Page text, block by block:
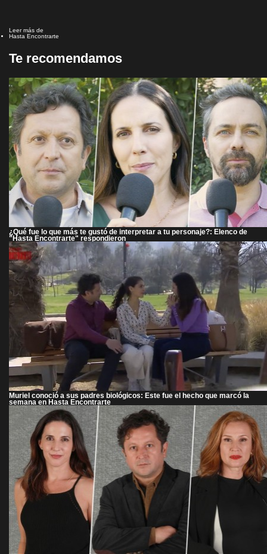
Leer más de
Hasta Encontrarte
Te recomendamos
¿Qué fue lo que más te gustó de interpretar a tu personaje?: Elenco de
"Hasta Encontrarte" respondieron
Muriel conoció a sus padres biológicos: Este fue el hecho que marcó la
semana en Hasta Encontrarte